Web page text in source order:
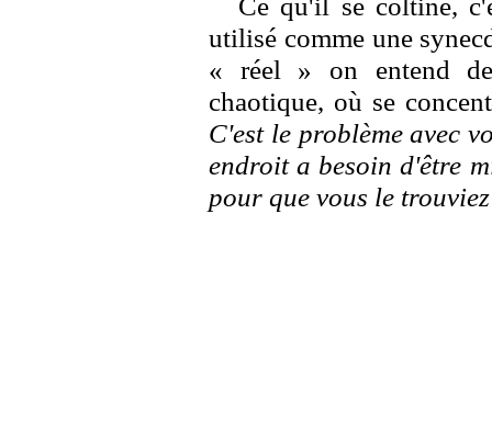
utilisé comme une
« réel » on entend
chaotique, où se
C'est le problème avec
endroit a besoin d'être
pour que vous le